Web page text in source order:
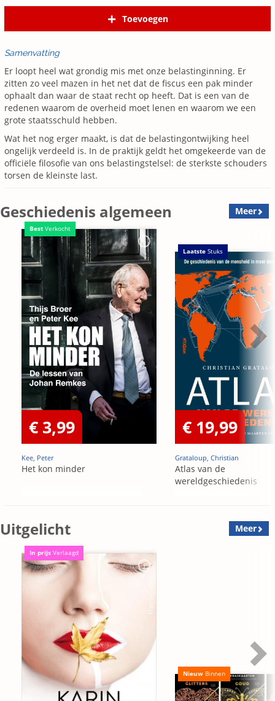
Toevoegen
Samenvatting
Er loopt heel wat grondig mis met onze belastinginning. Er
zitten zo veel mazen in het net dat de fiscus een pak minder
ophaalt dan waar de staat recht op heeft. Dat is een van de
redenen waarom de overheid moet lenen en waarom we een
grote staatsschuld hebben.
Wat het nog erger maakt, is dat de belastingontwijking heel
ongelijk verdeeld is. In de praktijk geldt het omgekeerde van de
officiële filosofie van ons belastingstelsel: de sterkste schouders
torsen de kleinste last.
Geschiedenis algemeen Meer
Best Verkocht
€ 3,99
Kee, Peter
Het kon minder
Laatste Stuks
€ 19,99
Grataloup, Christian
Atlas van de
wereldgeschiedenis
Uitgelicht Meer
In prijs Verlaagd
Nieuw Binnen